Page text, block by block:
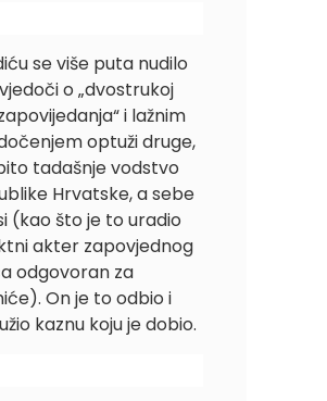
se više puta nudilo
o „dvostrukoj
i lažnim
optuži druge,
tadašnje vodstvo
Hrvatske, a sebe
(kao što je to uradio
akter zapovjednog
odgovoran za
On je to odbio i
kaznu koju je dobio.